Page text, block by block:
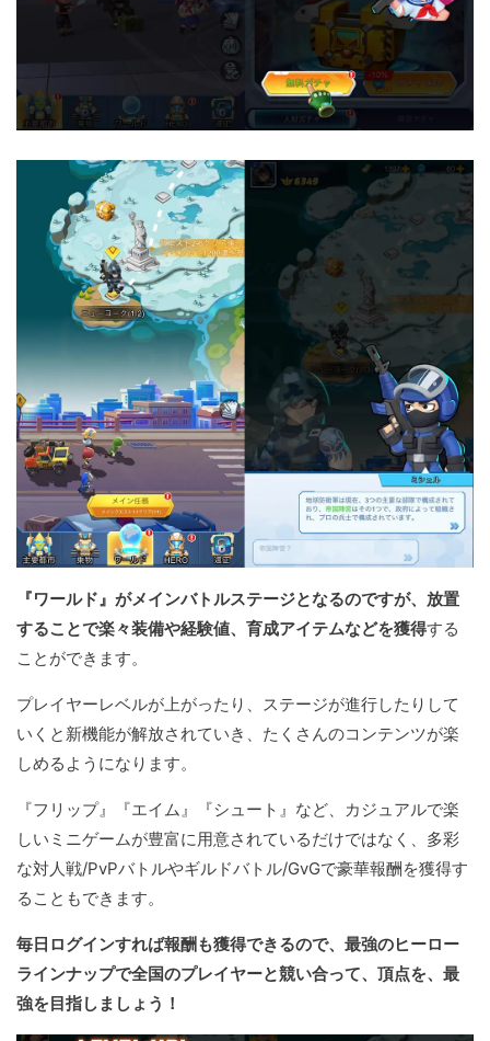
『ワールド』がメインバトルステージとなるのですが、放置
することで楽々装備や経験値、育成アイテムなどを獲得する
ことができます。
プレイヤーレベルが上がったり、ステージが進行したりして
いくと新機能が解放されていき、たくさんのコンテンツが楽
しめるようになります。
『フリップ』『エイム』『シュート』など、カジュアルで楽
しいミニゲームが豊富に用意されているだけではなく、多彩
な対人戦/PvPバトルやギルドバトル/GvGで豪華報酬を獲得す
ることもできます。
毎日ログインすれば報酬も獲得できるので、最強のヒーロー
ラインナップで全国のプレイヤーと競い合って、頂点を、最
強を目指しましょう！